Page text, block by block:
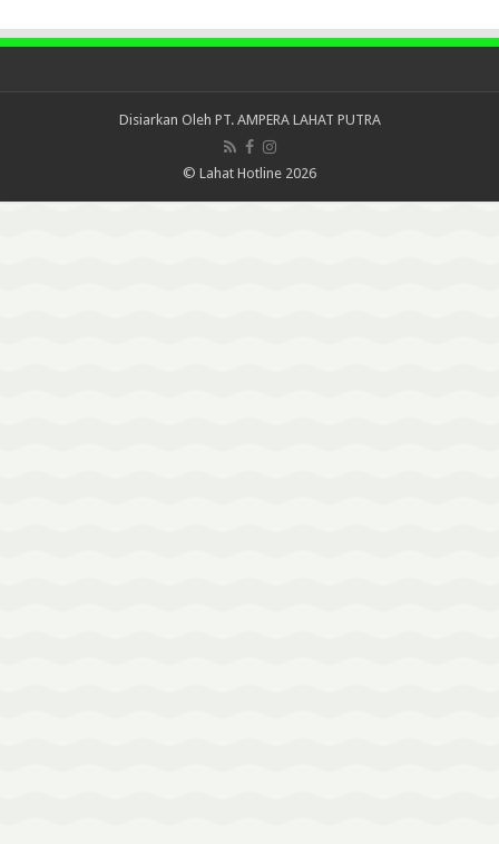
Disiarkan Oleh PT. AMPERA LAHAT PUTRA
© Lahat Hotline 2026